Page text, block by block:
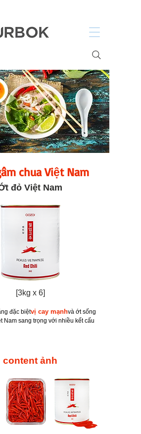
chua Việt Nam
đỏ Việt Nam
[3kg x 6]
đặc biệtvị cay mạnhvà ớt sống
Nam sang trọng với nhiều kết cấu
​content ảnh